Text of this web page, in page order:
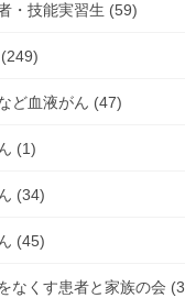
・技能実習生 (59)
ど血液がん (47)
(1)
(34)
(45)
なくす患者と家族の会